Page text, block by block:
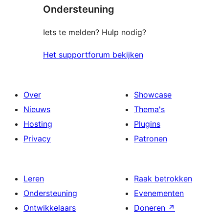
Ondersteuning
Iets te melden? Hulp nodig?
Het supportforum bekijken
Over
Nieuws
Hosting
Privacy
Showcase
Thema's
Plugins
Patronen
Leren
Ondersteuning
Ontwikkelaars
Raak betrokken
Evenementen
Doneren ↗